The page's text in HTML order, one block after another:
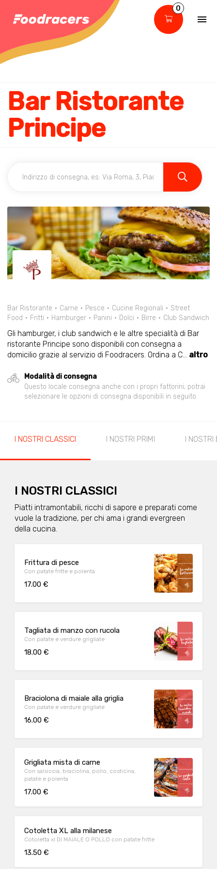
0
Bar Ristorante
Principe
Bar Ristorante Carne Pesce Cucine Regionali
Street
Food
Fritti Hamburger Panini Dolci Birre Club Sandwich
Gli hamburger, i club sandwich e le altre specialità di Bar
ristorante Principe sono disponibili con consegna a
domicilio grazie al servizio di Foodracers. Ordina a C... altro
Modalità di consegna
Questo locale consegna anche con i propri fattorini, potrai
selezionare le opzioni di consegna disponibili in seguito.
I NOSTRI CLASSICI I NOSTRI PRIMI I NOSTRI
I NOSTRI CLASSICI
Piatti intramontabili, ricchi di sapore e preparati come
vuole la tradizione, per chi ama i grandi evergreen
della cucina.
Frittura di pesce
Con patate fritte e polenta
17.00 €
Tagliata di manzo con rucola
Con patate e verdure grigliate
18.00 €
Braciolona di maiale alla griglia
Con patate e verdure grigliate
16.00 €
Grigliata mista di carne
Con salsiccia, braciolina, pollo, costicina,
patate e polenta
17.00 €
Cotoletta XL alla milanese
Cotoletta xl DI MAIALE O POLLO con patate fritte
13.50 €